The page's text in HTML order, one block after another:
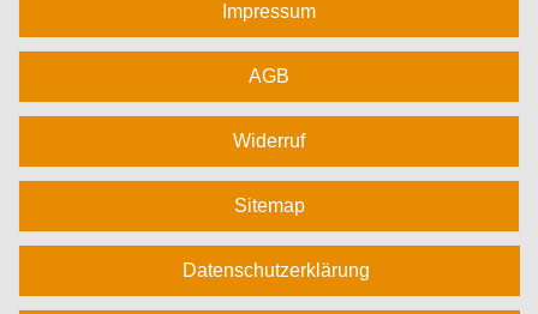
Impressum
AGB
Widerruf
Sitemap
Datenschutzerklärung